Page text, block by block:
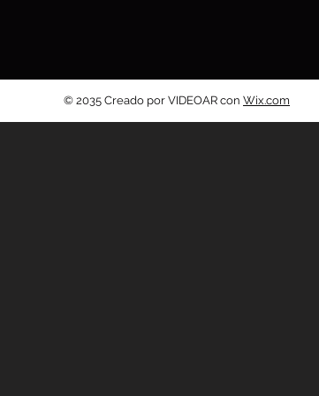
© 2035 Creado por VIDEOAR con Wix.com